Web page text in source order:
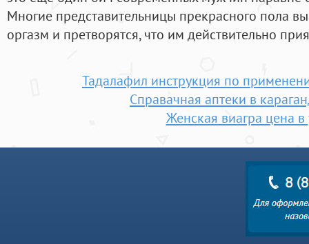
Многие представительницы прекрасного пола
оргазм и претворятся, что им действительно
Тадалафил инструкция по
Справачная аптеки в
Женская виагра цена